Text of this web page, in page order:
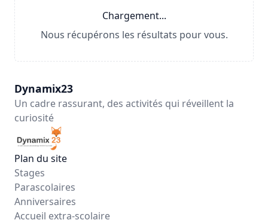
Chargement...
Nous récupérons les résultats pour vous.
Dynamix23
Un cadre rassurant, des activités qui réveillent la
curiosité
Plan du site
Stages
Parascolaires
Anniversaires
Accueil extra-scolaire